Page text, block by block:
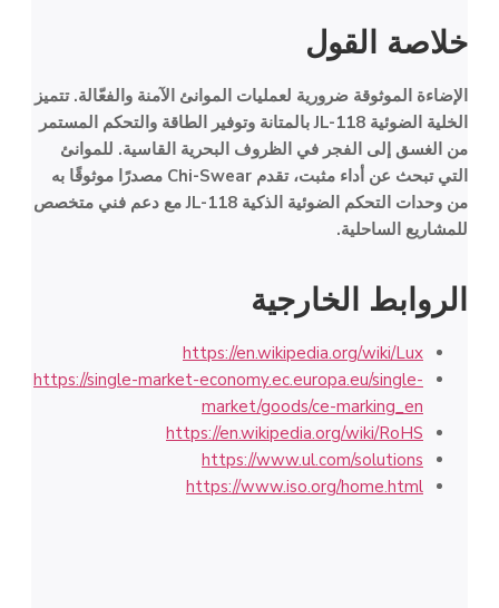
خلاصة القول
الإضاءة الموثوقة ضرورية لعمليات الموانئ الآمنة والفعّالة. تتميز
الخلية الضوئية JL-118 بالمتانة وتوفير الطاقة والتحكم المستمر
من الغسق إلى الفجر في الظروف البحرية القاسية. للموانئ
التي تبحث عن أداء مثبت، تقدم Chi-Swear مصدرًا موثوقًا به
من وحدات التحكم الضوئية الذكية JL-118 مع دعم فني متخصص
للمشاريع الساحلية.
الروابط الخارجية
https://en.wikipedia.org/wiki/Lux
https://single-market-economy.ec.europa.eu/single-
market/goods/ce-marking_en
https://en.wikipedia.org/wiki/RoHS
https://www.ul.com/solutions
https://www.iso.org/home.html